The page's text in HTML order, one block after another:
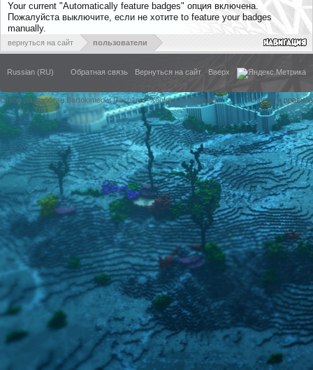
Your current "Automatically feature badges" опция включена.
Пожалуйста выключите, если не хотите to feature your badges
manually.
вернуться на сайт пользователи
Russian (RU) Обратная связь Вернуться на сайт Вверх
Стиль разработан Bartolomeo и Dech1moXenforo for Borealis Условия и правила